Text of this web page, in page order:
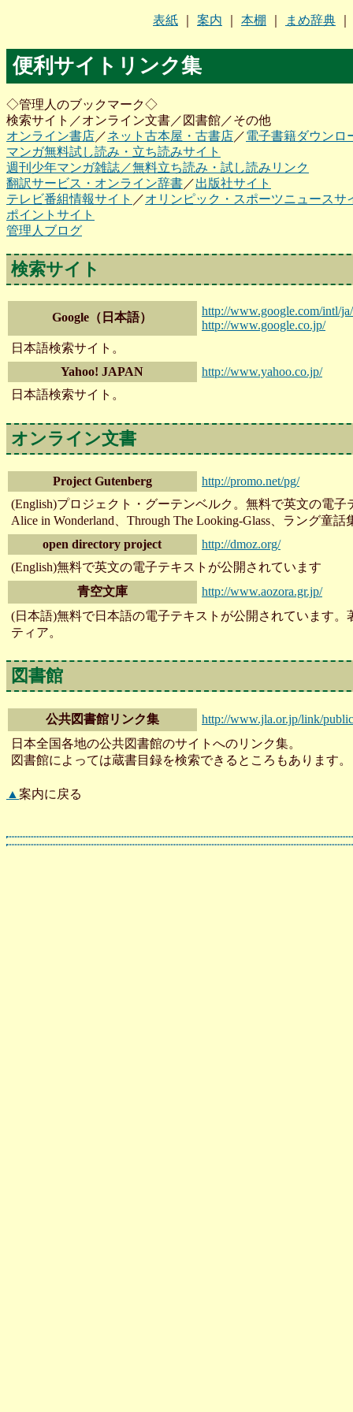
表紙 案内 本棚 まめ辞典
便利サイトリンク集
◇管理人のブックマーク◇
検索サイト／オンライン文書／図書館／その他
オンライン書店／ネット古本屋・古書店／電子書籍ダウンロ
マンガ無料試し読み・立ち読みサイト
週刊少年マンガ雑誌／無料立ち読み・試し読みリンク
翻訳サービス・オンライン辞書／出版社サイト
テレビ番組情報サイト ／オリンピック・スポーツニュースサ
ポイントサイト
管理人ブログ
検索サイト
Google（日本語）
http://www.google.com/intl/ja/
http://www.google.co.jp/
日本語検索サイト。
Yahoo! JAPAN
http://www.yahoo.co.jp/
日本語検索サイト。
オンライン文書
Project Gutenberg
http://promo.net/pg/
(English)プロジェクト・グーテンベルク。無料で英文の電
Alice in Wonderland、Through The Looking-Glass、ラング童
open directory project
http://dmoz.org/
(English)無料で英文の電子テキストが公開されています
青空文庫
http://www.aozora.gr.jp/
(日本語)無料で日本語の電子テキストが公開されています
ティア。
図書館
公共図書館リンク集
http://www.jla.or.jp/link/
日本全国各地の公共図書館のサイトへのリンク集。
図書館によっては蔵書目録を検索できるところもあります。
▲ 案内に戻る